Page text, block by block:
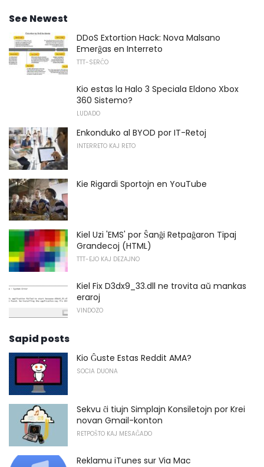
See Newest
DDoS Extortion Hack: Nova Malsano
Emerĝas en Interreto
TTT-SERĈO
Kio estas la Halo 3 Speciala Eldono Xbox
360 Sistemo?
LUDADO
Enkonduko al BYOD por IT-Retoj
INTERRETO KAJ RETO
Kie Rigardi Sportojn en YouTube
Kiel Uzi 'EMS' por Ŝanĝi Retpaĝaron Tipaj
Grandecoj (HTML)
TTT-EJO KAJ DEZAJNO
Kiel Fix D3dx9_33.dll ne trovita aŭ mankas
eraroj
VINDOZO
Sapid posts
Kio Ĝuste Estas Reddit AMA?
SOCIA DUONA
Sekvu ĉi tiujn Simplajn Konsiletojn por Krei
novan Gmail-konton
RETPOŜTO KAJ MESAĜADO
Reklamu iTunes sur Via Mac